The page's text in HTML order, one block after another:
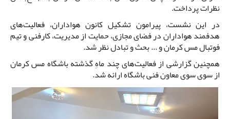
نظرات پرداخت.
در این نشست، پیرامون تشکیل کانون هواداران، فعالیت‌های
هدفمند هواداران در فضای مجازی، حمایت از مدیریت، کارفنی و تیم
فوتبال مس کرمان و ... بحث و تبادل نظر شد.
همچنین گزارشی از فعالیت‌های چند ماهِ گذشته باشگاه مس کرمان
از سوی سوی معاون فنی باشگاه ارائه شد.